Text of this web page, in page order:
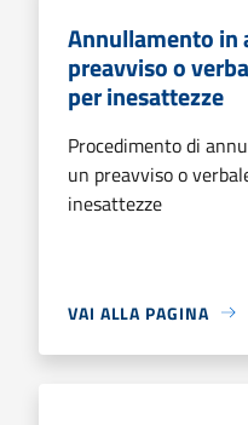
Annullamento in
preavviso o
per inesattezze
Procedimento di
un preavviso o
inesattezze
VAI ALLA PAGINA